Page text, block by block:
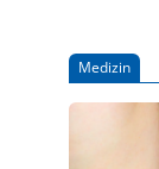
Medizin